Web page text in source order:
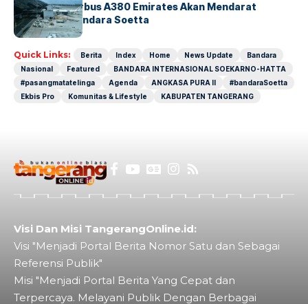
8 Agustus, Airbus A380 Emirates Akan Mendarat
Perdana di Bandara Soetta
Quick Links: Berita Index Home News Update
Bandara
Nasional
Featured
BANDARA INTERNASIONAL SOEKARNO-HATTA
#pasangmatatelinga
Agenda ANGKASA PURA II
#bandaraSoetta
Ekbis Pro
Komunitas & Lifestyle KABUPATEN TANGERANG
Visi Dan Misi TangerangOnline.id:
Visi "Menjadi Portal Berita Nomor Satu dan Sebagai
Referensi Publik"
Misi "Menjadi Portal Berita Yang Cepat dan
Terpercaya. Melayani Publik Dengan Berbagai